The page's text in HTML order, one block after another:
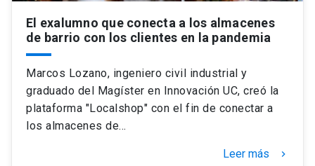
El exalumno que conecta a los almacenes
de barrio con los clientes en la pandemia
Marcos Lozano, ingeniero civil industrial y
graduado del Magíster en Innovación UC, creó la
plataforma "Localshop" con el fin de conectar a
los almacenes de…
Leer más keyboard_arrow_right